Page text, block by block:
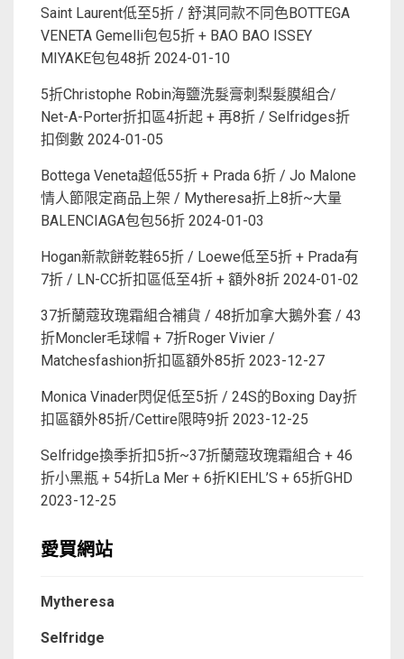
Saint Laurent低至5折 / 舒淇同款不同色BOTTEGA
VENETA Gemelli包包5折 + BAO BAO ISSEY
MIYAKE包包48折 2024-01-10
5折Christophe Robin海鹽洗髮膏刺梨髮膜組合/
Net-A-Porter折扣區4折起 + 再8折 / Selfridges折
扣倒數 2024-01-05
Bottega Veneta超低55折 + Prada 6折 / Jo Malone
情人節限定商品上架 / Mytheresa折上8折~大量
BALENCIAGA包包56折 2024-01-03
Hogan新款餅乾鞋65折 / Loewe低至5折 + Prada有
7折 / LN-CC折扣區低至4折 + 額外8折 2024-01-02
37折蘭蔻玫瑰霜組合補貨 / 48折加拿大鵝外套 / 43
折Moncler毛球帽 + 7折Roger Vivier /
Matchesfashion折扣區額外85折 2023-12-27
Monica Vinader閃促低至5折 / 24S的Boxing Day折
扣區額外85折/Cettire限時9折 2023-12-25
Selfridge換季折扣5折~37折蘭蔻玫瑰霜組合 + 46
折小黑瓶 + 54折La Mer + 6折KIEHL’S + 65折GHD
2023-12-25
愛買網站
Mytheresa
Selfridge